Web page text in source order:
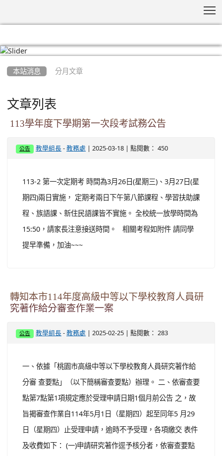
本站消息 分月文章
文章列表
113學年度下學期第一次段考試務公告
公告 教學組長 -教務處 | 2025-03-18 | 點閱數： 450
113-2 第一次定期考 時間為3月26日(星期三)、3月27日(星
期四)兩日實施， 定期考兩日下午第八節課程、學習扶助課
程、族語課、新住民語課皆不實施。 全校統一放學時間為
15:50，請家長注意接送時間。 相關考程如附件 請同學
提早準備，加油~~~
轉知本市114年度高級中等以下學校教育人員研
究著作給分審查作業一案
公告 教學組長 -教務處 | 2025-02-25 | 點閱數： 283
一、依據「桃園市高級中等以下學校教育人員研究著作給
分審 查要點」（以下簡稱審查要點）辦理。 二、依審查要
點第7點第1項規定應於受理申請日期1個月前公告 之，故
旨揭審查作業自114年5月1日（星期四）起至同年5 月29
日（星期四）止受理申請，逾時不予受理，各項繳交 表件
及收費如下： (一)申請研究著作逕予核分者，依審查要點